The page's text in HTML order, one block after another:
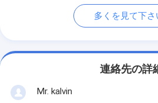
多くを見て下さ
連絡先の詳
Mr. kalvin